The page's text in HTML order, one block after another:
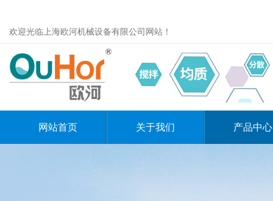
欢迎光临上海欧河机械设备有限公司网站！
网站首页 关于我们 产品中心